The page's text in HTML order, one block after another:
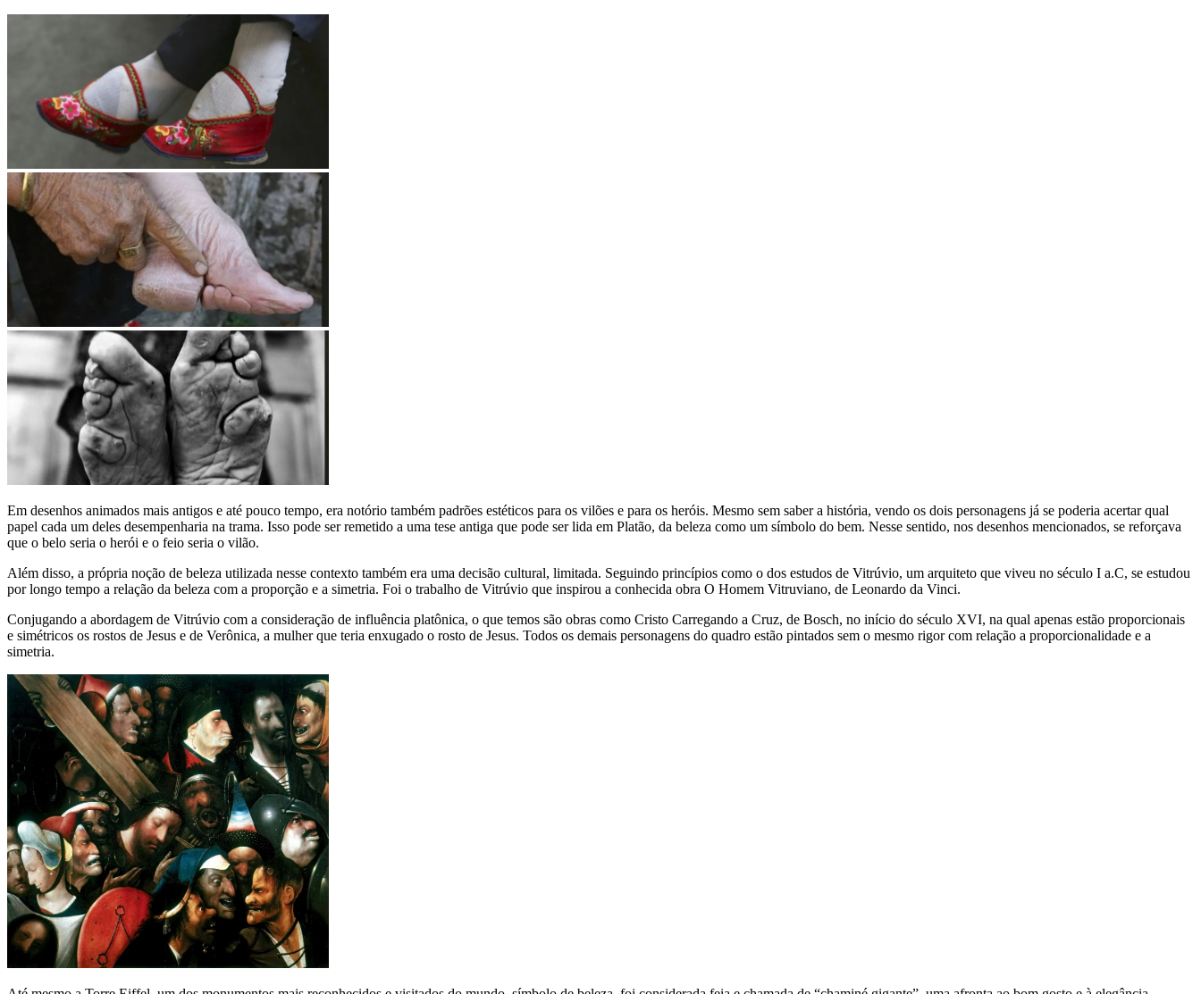
Em desenhos animados mais antigos e até pouco tempo, era notório também padrões estéticos para os vilões e para os heróis. Mesmo sem saber a história, vendo os dois personagens já se poderia acertar qual
papel cada um deles desempenharia na trama. Isso pode ser remetido a uma tese antiga que pode ser lida em Platão, da beleza como um símbolo do bem. Nesse sentido, nos desenhos mencionados, se reforçava
que o belo seria o herói e o feio seria o vilão.
Além disso, a própria noção de beleza utilizada nesse contexto também era uma decisão cultural, limitada. Seguindo princípios como o dos estudos de Vitrúvio, um arquiteto que viveu no século I a.C, se estudou
por longo tempo a relação da beleza com a proporção e a simetria. Foi o trabalho de Vitrúvio que inspirou a conhecida obra O Homem Vitruviano, de Leonardo da Vinci.
Conjugando a abordagem de Vitrúvio com a consideração de influência platônica, o que temos são obras como Cristo Carregando a Cruz, de Bosch, no início do século XVI, na qual apenas estão proporcionais
e simétricos os rostos de Jesus e de Verônica, a mulher que teria enxugado o rosto de Jesus. Todos os demais personagens do quadro estão pintados sem o mesmo rigor com relação a proporcionalidade e a
simetria.